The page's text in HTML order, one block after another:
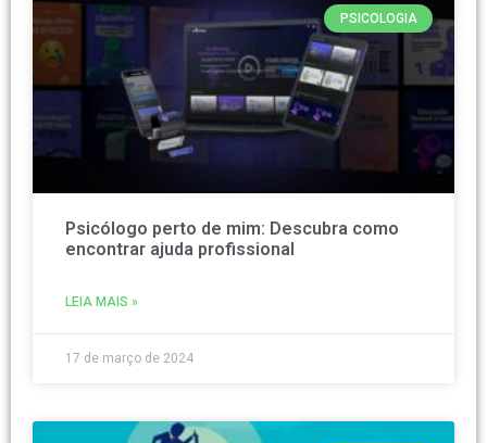
PSICOLOGIA
Psicólogo perto de mim: Descubra como
encontrar ajuda profissional
LEIA MAIS »
17 de março de 2024